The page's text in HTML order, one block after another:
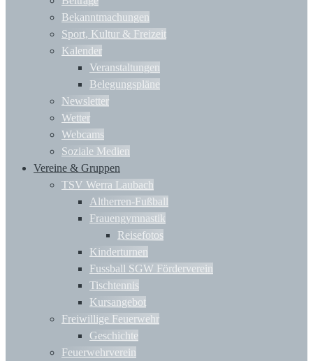
Bekanntmachungen
Sport, Kultur & Freizeit
Kalender
Veranstaltungen
Belegungspläne
Newsletter
Wetter
Webcams
Soziale Medien
Vereine & Gruppen
TSV Werra Laubach
Altherren-Fußball
Frauengymnastik
Reisefotos
Kinderturnen
Fussball SGW Förderverein
Tischtennis
Kursangebot
Freiwillige Feuerwehr
Geschichte
Feuerwehrverein